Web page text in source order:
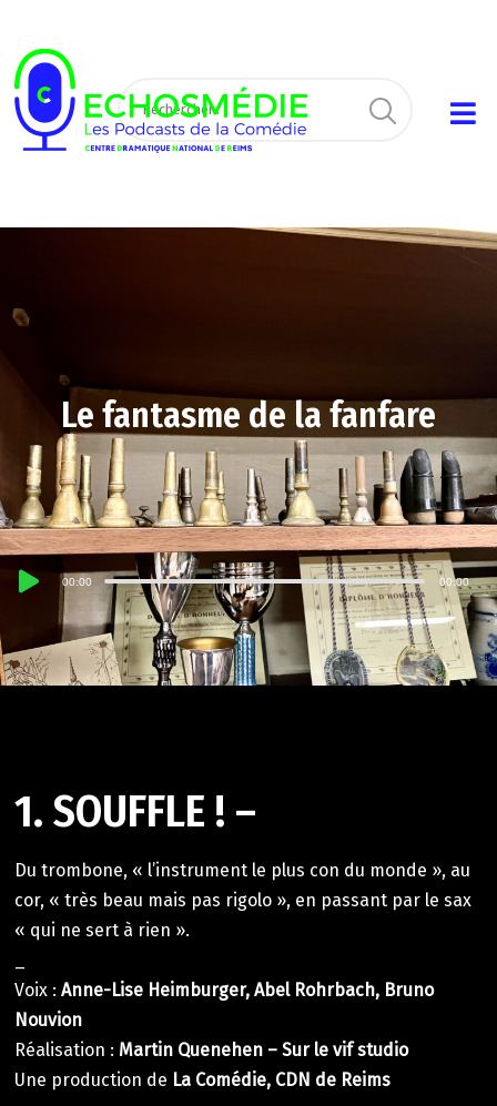
Le fantasme de la fanfare
Lecteur00:00 00:00
1. SOUFFLE ! –
Du trombone, « l’instrument le plus con du monde », au
cor, « très beau mais pas rigolo », en passant par le sax
« qui ne sert à rien ».
Voix :Anne-Lise Heimburger, Abel Rohrbach, Bruno
Nouvion
Réalisation : Martin Quenehen – Sur le vif studio
Une production de La Comédie, CDN de Reims